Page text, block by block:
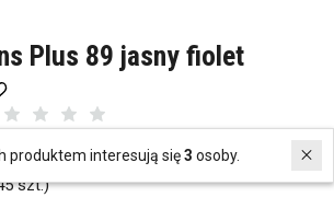
Plus 89 jasny fiolet
szt.)
produktem interesują się3 osoby.